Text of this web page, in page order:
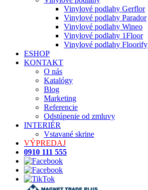
Vinylové podlahy Gerflor
Vinylové podlahy Parador
Vinylové podlahy Wineo
Vinylové podlahy 1Floor
Vinylové podlahy Floorify
ESHOP
KONTAKT
O nás
Katalógy
Blog
Marketing
Referencie
Odstúpenie od zmluvy
INTERIÉR
Vstavané skrine
VÝPREDAJ
0910 111 555